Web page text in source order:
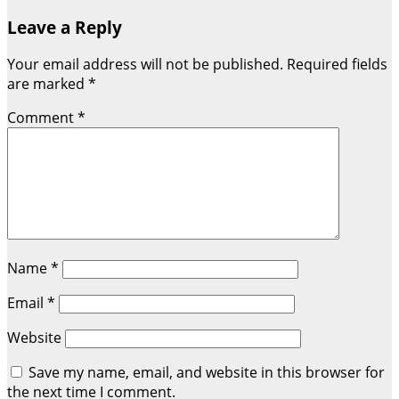
Leave a Reply
Your email address will not be published. Required fields
are marked *
Comment*
Name*
Email *
Website
Save my name, email, and website in this browser for
the next time I comment.